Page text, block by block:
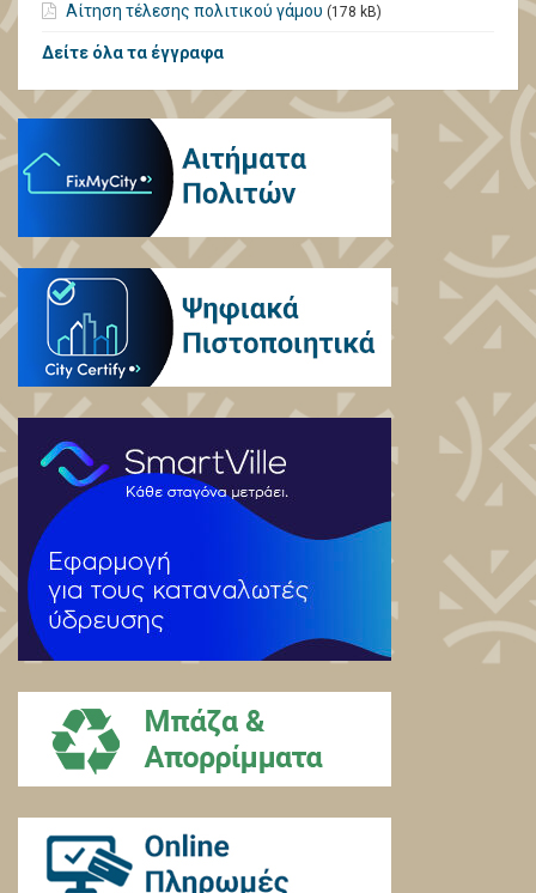
Αίτηση τέλεσης πολιτικού γάμου (178 kB)
Δείτε όλα τα έγγραφα